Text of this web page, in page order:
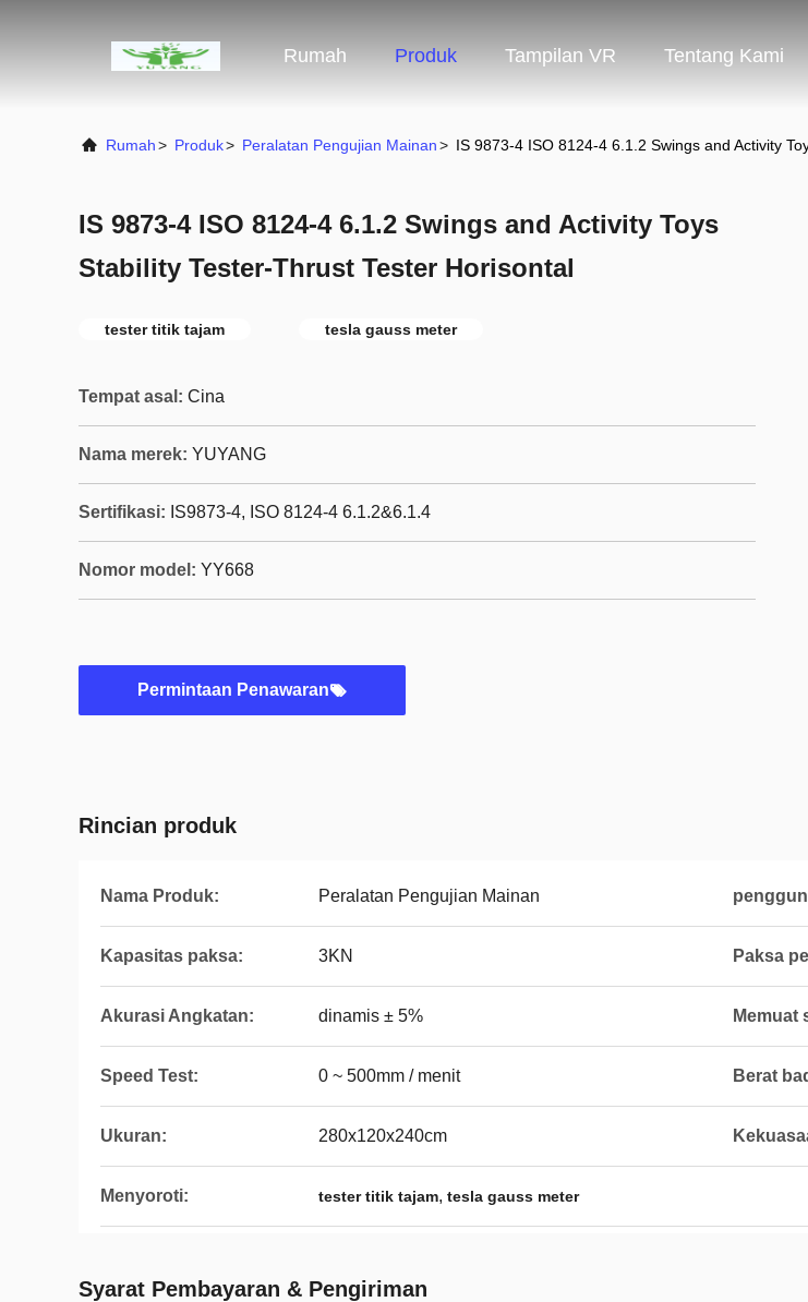
Rumah Produk Tampilan VR Tentang Kami
Rumah> Produk> Peralatan Pengujian Mainan> IS 9873-4 ISO 8124-4 6.1.2 Swings and Activity
IS 9873-4 ISO 8124-4 6.1.2 Swings and Activity Toys
Stability Tester-Thrust Tester Horisontal
tester titik tajam tesla gauss meter
Tempat asal: Cina
Nama merek: YUYANG
Sertifikasi: IS9873-4, ISO 8124-4 6.1.2&6.1.4
Nomor model: YY668
Permintaan Penawaran
Rincian produk
Nama Produk: Peralatan Pengujian Mainan
Kapasitas paksa: 3KN Paksa
Akurasi Angkatan: dinamis ± 5% Memuat
Speed ​​Test: 0 ~ 500mm / menit Berat
Ukuran: 280x120x240cm
Menyoroti: tester titik tajam, tesla gauss meter
Syarat Pembayaran & Pengiriman